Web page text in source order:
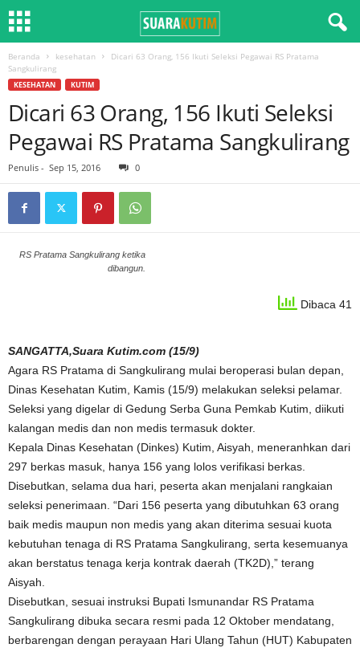
Beranda kesehatan
Dicari 63 Orang, 156 Ikuti Seleksi Pegawai RS Pratama
Sangkulirang
KESEHATAN KUTIM
Dicari 63 Orang, 156 Ikuti Seleksi
Pegawai RS Pratama Sangkulirang
Penulis - Sep 15, 2016 0
RS Pratama Sangkulirang ketika
dibangun.
Dibaca 41
SANGATTA,Suara Kutim.com (15/9)
Agara RS Pratama di Sangkulirang mulai beroperasi bulan depan,
Dinas Kesehatan Kutim, Kamis (15/9) melakukan seleksi pelamar.
Seleksi yang digelar di Gedung Serba Guna Pemkab Kutim, diikuti
kalangan medis dan non medis termasuk dokter.
Kepala Dinas Kesehatan (Dinkes) Kutim, Aisyah, meneranhkan dari
297 berkas masuk, hanya 156 yang lolos verifikasi berkas.
Disebutkan, selama dua hari, peserta akan menjalani rangkaian
seleksi penerimaan. “Dari 156 peserta yang dibutuhkan 63 orang
baik medis maupun non medis yang akan diterima sesuai kuota
kebutuhan tenaga di RS Pratama Sangkulirang, serta kesemuanya
akan berstatus tenaga kerja kontrak daerah (TK2D),” terang
Aisyah.
Disebutkan, sesuai instruksi Bupati Ismunandar RS Pratama
Sangkulirang dibuka secara resmi pada 12 Oktober mendatang,
berbarengan dengan perayaan Hari Ulang Tahun (HUT) Kabupaten